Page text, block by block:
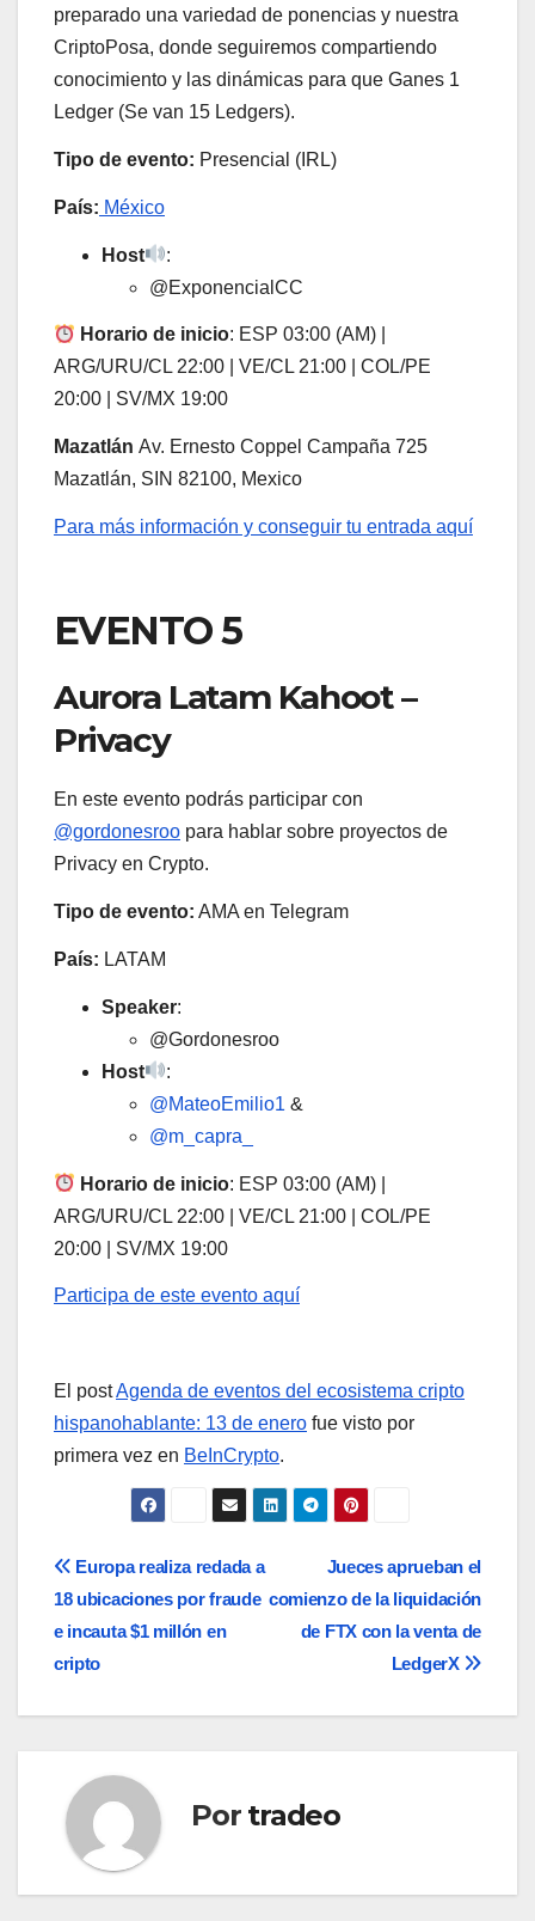
preparado una variedad de ponencias y nuestra
CriptoPosa, donde seguiremos compartiendo
conocimiento y las dinámicas para que Ganes 1
Ledger (Se van 15 Ledgers).
Tipo de evento: Presencial (IRL)
País: México
Host
:
@ExponencialCC
Horario de inicio: ESP 03:00 (AM) |
ARG/URU/CL 22:00 | VE/CL 21:00 | COL/PE
20:00 | SV/MX 19:00
Mazatlán Av. Ernesto Coppel Campaña 725
Mazatlán, SIN 82100, Mexico
Para más información y conseguir tu entrada aquí
EVENTO 5
Aurora Latam Kahoot –
Privacy
En este evento podrás participar con
@gordonesroo para hablar sobre proyectos de
Privacy en Crypto.
Tipo de evento: AMA en Telegram
País: LATAM
Speaker:
@Gordonesroo
Host
:
@MateoEmilio1 &
@m_capra_
Horario de inicio: ESP 03:00 (AM) |
ARG/URU/CL 22:00 | VE/CL 21:00 | COL/PE
20:00 | SV/MX 19:00
Participa de este evento aquí
El postAgenda de eventos del ecosistema cripto
hispanohablante: 13 de enero fue visto por
primera vez en BeInCrypto.
Navegación
de
entradas
Jueces aprueban el
comienzo de la liquidación
de FTX con la venta de
LedgerX
Europa realiza redada a
18 ubicaciones por fraude
e incauta $1 millón en
cripto
Por tradeo